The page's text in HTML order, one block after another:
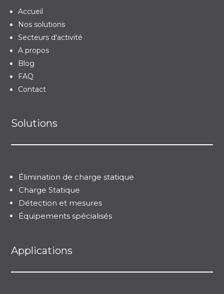
Accueil
Nos solutions
Secteurs d'activité
A propos
Blog
FAQ
Contact
Solutions
Élimination de charge statique
Charge Statique
Détection et mesures
Équipements spécialisés
Applications